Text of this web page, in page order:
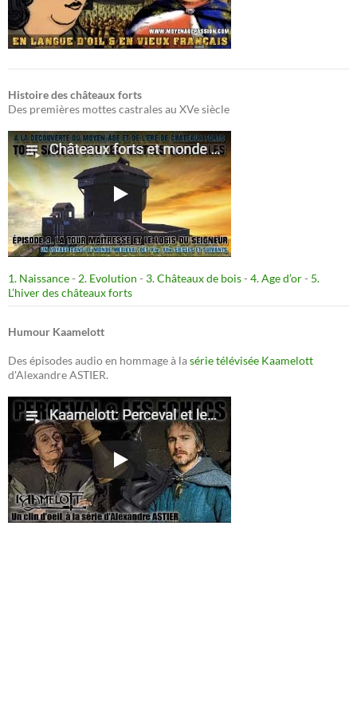
Histoire des châteaux forts
Des premières mottes castrales au XVe siècle
1. Naissance- 2. Evolution - 3. Châteaux de bois- 4. Age d’or- 5.
L’hiver des châteaux forts
Humour Kaamelott
Des épisodes audio en hommage à lasérie télévisée Kaamelott
d'Alexandre ASTIER.